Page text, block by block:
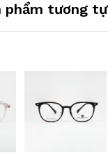
phẩm tương tự